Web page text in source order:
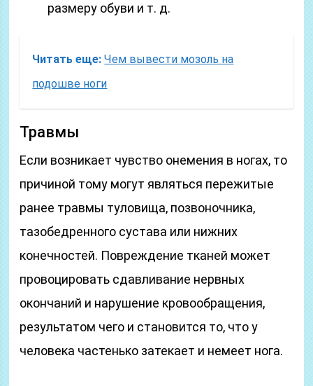
размеру обуви и т. д.
Читать еще: Чем вывести мозоль на
подошве ноги
Травмы
Если возникает чувство онемения в ногах, то
причиной тому могут являться пережитые
ранее травмы туловища, позвоночника,
тазобедренного сустава или нижних
конечностей. Повреждение тканей может
провоцировать сдавливание нервных
окончаний и нарушение кровообращения,
результатом чего и становится то, что у
человека частенько затекает и немеет нога.